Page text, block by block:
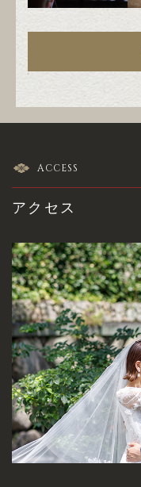
ACCESS
アクセス